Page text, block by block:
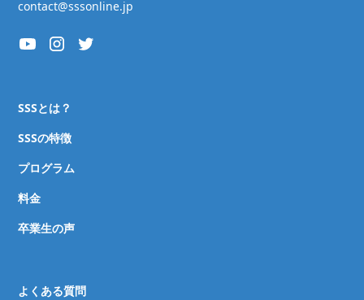
contact@sssonline.jp
SSSとは？
SSSの特徴
プログラム
料金
卒業生の声
よくある質問